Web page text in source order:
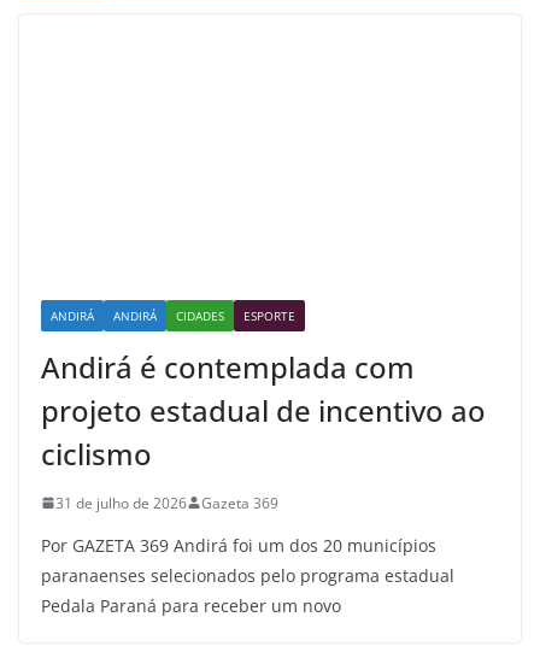
ANDIRÁ ANDIRÁ CIDADES ESPORTE
Andirá é contemplada com
projeto estadual de incentivo ao
ciclismo
31 de julho de 2026 Gazeta 369
Por GAZETA 369 Andirá foi um dos 20 municípios
paranaenses selecionados pelo programa estadual
Pedala Paraná para receber um novo